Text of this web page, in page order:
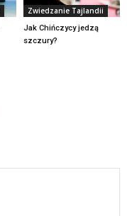
Zwiedzanie Tajlandii
Jak Chińczycy jedzą
szczury?